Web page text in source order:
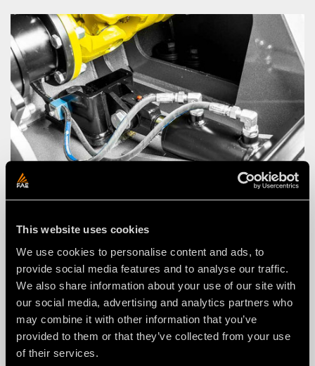
This website uses cookies
We use cookies to personalise content and ads, to
provide social media features and to analyse our traffic.
We also share information about your use of our site with
our social media, advertising and analytics partners who
may combine it with other information that you’ve
provided to them or that they’ve collected from your use
of their services.
Les avantages des contre-
couteaux à réglage hydraulique :
Augmentation de la vitesse de
fonctionnement
Facilitation du contrôle et de la précision
des travaux